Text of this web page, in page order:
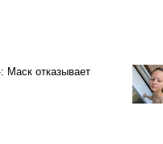
Маск отказывает